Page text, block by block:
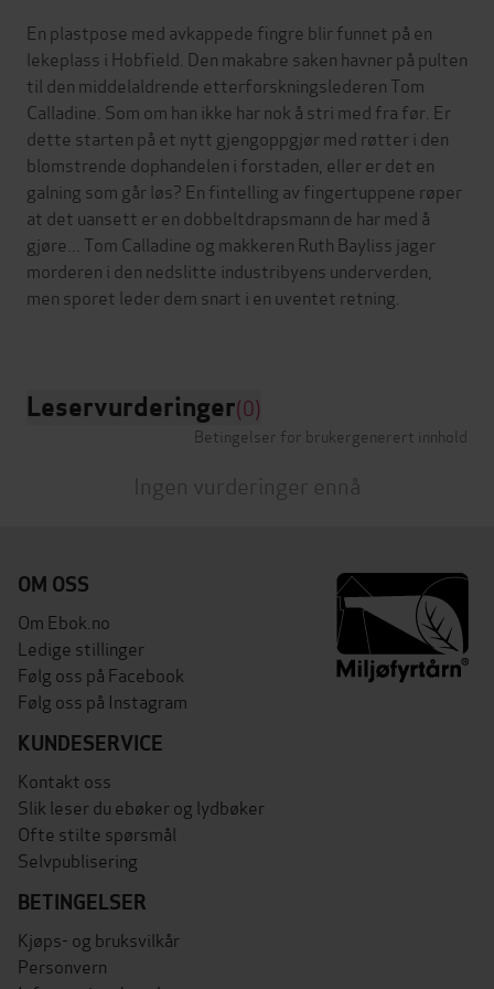
En plastpose med avkappede fingre blir funnet på en
lekeplass i Hobfield. Den makabre saken havner på pulten
til den middelaldrende etterforskningslederen Tom
Calladine. Som om han ikke har nok å stri med fra før. Er
dette starten på et nytt gjengoppgjør med røtter i den
blomstrende dophandelen i forstaden, eller er det en
galning som går løs? En fintelling av fingertuppene røper
at det uansett er en dobbeltdrapsmann de har med å
gjøre... Tom Calladine og makkeren Ruth Bayliss jager
morderen i den nedslitte industribyens underverden,
men sporet leder dem snart i en uventet retning.
Leservurderinger(0)
Betingelser for brukergenerert innhold
Ingen vurderinger ennå
OM OSS
Om Ebok.no
Ledige stillinger
Følg oss på Facebook
Følg oss på Instagram
KUNDESERVICE
Kontakt oss
Slik leser du ebøker og lydbøker
Ofte stilte spørsmål
Selvpublisering
BETINGELSER
Kjøps- og bruksvilkår
Personvern